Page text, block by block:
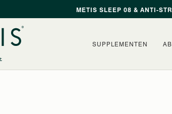
METIS SLEEP 08 & ANTI-
SUPPLEMENTEN